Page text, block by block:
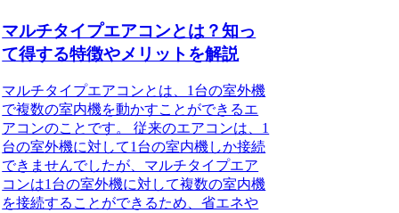
マルチタイプエアコンとは？知っ
て得する特徴やメリットを解説
マルチタイプエアコンとは、1台の室外機
で複数の室内機を動かすことができるエ
アコンのことです。 従来のエアコンは、1
台の室外機に対して1台の室内機しか接続
できませんでしたが、マルチタイプエア
コンは1台の室外機に対して複数の室内機
を接続することができるため、省エネや